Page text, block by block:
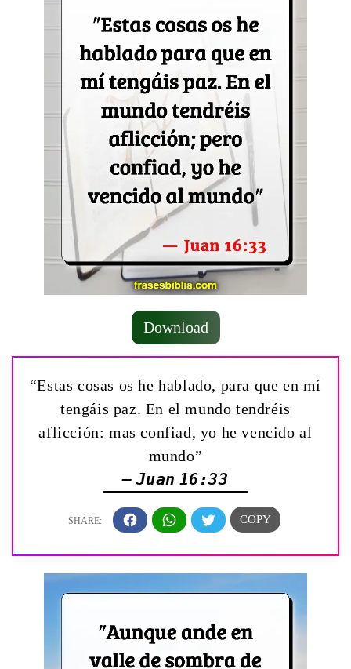
Download
“Estas cosas os he hablado, para que en mí
tengáis paz. En el mundo tendréis
aflicción: mas confiad, yo he vencido al
mundo”
— Juan 16:33